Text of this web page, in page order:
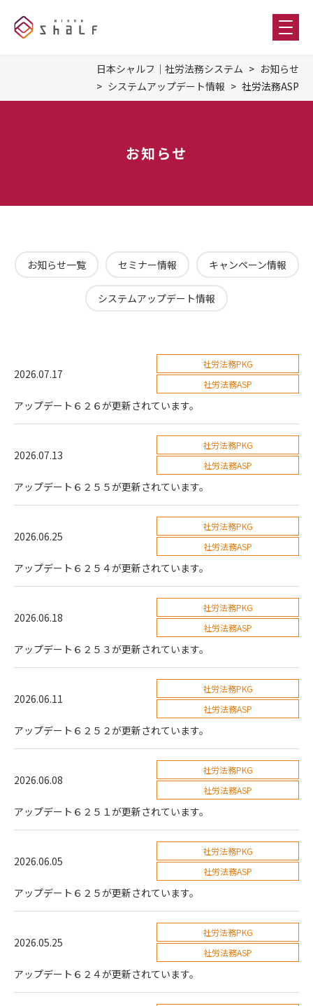
日本シャルフ｜社労法務システム
お知らせ
システムアップデート情報
社労法務ASP
お知らせ
お知らせ一覧 セミナー情報 キャンペーン情報
システムアップデート情報
2026.07.17
社労法務PKG
社労法務ASP
アップデート６２６が更新されています。
2026.07.13
社労法務PKG
社労法務ASP
アップデート６２５５が更新されています。
2026.06.25
社労法務PKG
社労法務ASP
アップデート６２５４が更新されています。
2026.06.18
社労法務PKG
社労法務ASP
アップデート６２５３が更新されています。
2026.06.11
社労法務PKG
社労法務ASP
アップデート６２５２が更新されています。
2026.06.08
社労法務PKG
社労法務ASP
アップデート６２５１が更新されています。
2026.06.05
社労法務PKG
社労法務ASP
アップデート６２５が更新されています。
2026.05.25
社労法務PKG
社労法務ASP
アップデート６２４が更新されています。